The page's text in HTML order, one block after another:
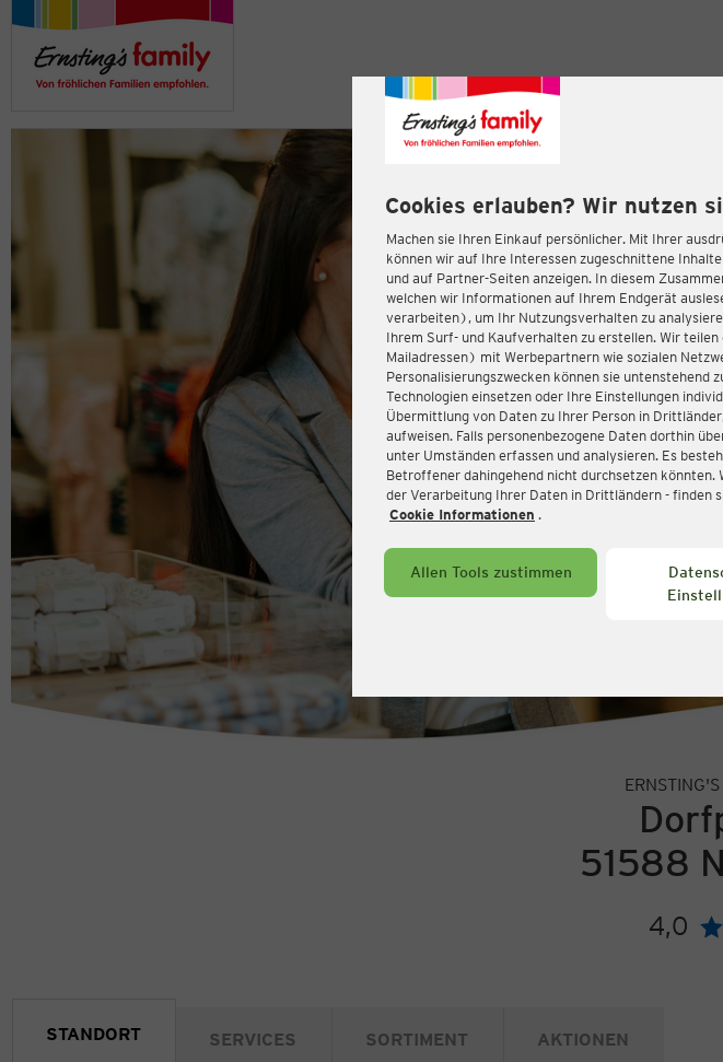
Cookies erlauben? Wir nutzen
Machen sie Ihren Einkauf persönlicher. Mit Ihrer
können wir auf Ihre Interessen zugeschnittene
und auf Partner-Seiten anzeigen. In diesem
welchen wir Informationen auf Ihrem Endgerät
verarbeiten), um Ihr Nutzungsverhalten zu
Ihrem Surf- und Kaufverhalten zu erstellen. Wir
Mailadressen) mit Werbepartnern wie sozialen
Personalisierungszwecken können sie untenstehend
Technologien einsetzen oder Ihre Einstellungen
Übermittlung von Daten zu Ihrer Person in
aufweisen. Falls personenbezogene Daten dorthin
unter Umständen erfassen und analysieren. Es
Betroffener dahingehend nicht durchsetzen
der Verarbeitung Ihrer Daten in Drittländern - finden
Cookie Informationen .
Allen Tools zustimmen
51588
4,0
STANDORT SERVICES SORTIMENT AKTIONEN